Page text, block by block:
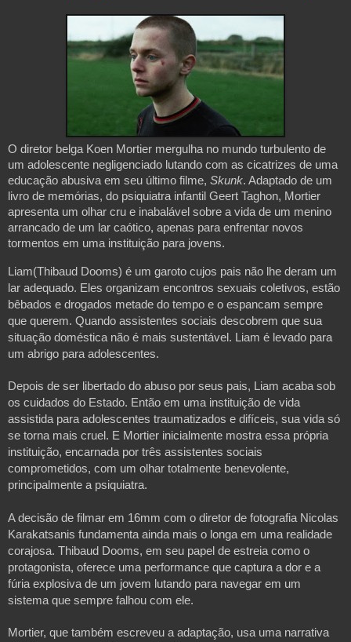
O diretor belga Koen Mortier mergulha no mundo turbulento de
um adolescente negligenciado lutando com as cicatrizes de uma
educação abusiva em seu último filme, Skunk. Adaptado de um
livro de memórias, do psiquiatra infantil Geert Taghon, Mortier
apresenta um olhar cru e inabalável sobre a vida de um menino
arrancado de um lar caótico, apenas para enfrentar novos
tormentos em uma instituição para jovens.
Liam(Thibaud Dooms) é um garoto cujos pais não lhe deram um
lar adequado. Eles organizam encontros sexuais coletivos, estão
bêbados e drogados metade do tempo e o espancam sempre
que querem. Quando assistentes sociais descobrem que sua
situação doméstica não é mais sustentável. Liam é levado para
um abrigo para adolescentes.
Depois de ser libertado do abuso por seus pais, Liam acaba sob
os cuidados do Estado. Então em uma instituição de vida
assistida para adolescentes traumatizados e difíceis, sua vida só
se torna mais cruel. E Mortier inicialmente mostra essa própria
instituição, encarnada por três assistentes sociais
comprometidos, com um olhar totalmente benevolente,
principalmente a psiquiatra.
A decisão de filmar em 16mm com o diretor de fotografia Nicolas
Karakatsanis fundamenta ainda mais o longa em uma realidade
corajosa. Thibaud Dooms, em seu papel de estreia como o
protagonista, oferece uma performance que captura a dor e a
fúria explosiva de um jovem lutando para navegar em um
sistema que sempre falhou com ele.
Mortier, que também escreveu a adaptação, usa uma narrativa